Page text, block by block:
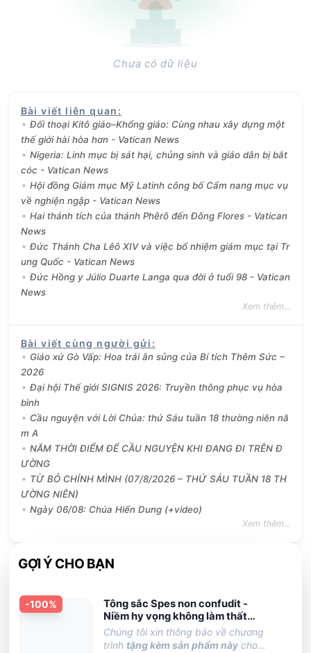
Chưa có dữ liệu
Bài viết liên quan :
Đối thoại Kitô giáo–Khổng giáo: Cùng nhau xây dựng một
thế giới hài hòa hơn - Vatican News
Nigeria: Linh mục bị sát hại, chủng sinh và giáo dân bị bắt
cóc - Vatican News
Hội đồng Giám mục Mỹ Latinh công bố Cẩm nang mục vụ
về nghiện ngập - Vatican News
Hai thánh tích của thánh Phêrô đến Đông Flores - Vatican
News
Đức Thánh Cha Lêô XIV và việc bổ nhiệm giám mục tại Tr
ung Quốc - Vatican News
Đức Hồng y Júlio Duarte Langa qua đời ở tuổi 98 - Vatican
News
Xem thêm...
Bài viết cùng người gửi :
Giáo xứ Gò Vấp: Hoa trái ân sủng của Bí tích Thêm Sức –
2026
Đại hội Thế giới SIGNIS 2026: Truyền thông phục vụ hòa
bình
Cầu nguyện với Lời Chúa: thứ Sáu tuần 18 thường niên nă
m A
NĂM THỜI ĐIỂM ĐỂ CẦU NGUYỆN KHI ĐANG ĐI TRÊN Đ
ƯỜNG
TỪ BỎ CHÍNH MÌNH (07/8/2026 – THỨ SÁU TUẦN 18 TH
ƯỜNG NIÊN)
Ngày 06/08: Chúa Hiển Dung (+video)
Xem thêm...
GỢI Ý CHO BẠN
-100%
Tông sắc Spes non confudit -
Niềm hy vọng không làm thất
vọng
Chúng tôi xin thông báo về chương
trình tặng kèm sản phẩm nàycho